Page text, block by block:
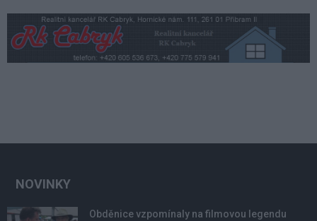
NOVINKY
Obděnice vzpomínaly na filmovou legendu